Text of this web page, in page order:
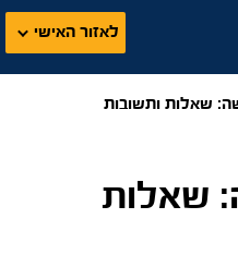
לאזור האישי
שאלות ותשובות
שאלות